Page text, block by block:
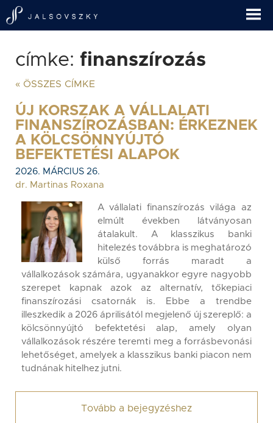
címke: finanszírozás
« ÖSSZES CÍMKE
ÚJ KORSZAK A VÁLLALATI
FINANSZÍROZÁSBAN: ÉRKEZNEK
A KÖLCSÖNNYÚJTÓ
BEFEKTETÉSI ALAPOK
2026. MÁRCIUS 26.
dr. Martinas Roxana
A vállalati finanszírozás világa az
elmúlt években látványosan
átalakult. A klasszikus banki
hitelezés továbbra is meghatározó
külső forrás maradt a
vállalkozások számára, ugyanakkor egyre nagyobb
szerepet kapnak azok az alternatív, tőkepiaci
finanszírozási csatornák is. Ebbe a trendbe
illeszkedik a 2026 áprilisától megjelenő új szereplő: a
kölcsönnyújtó befektetési alap, amely olyan
vállalkozások részére teremti meg a forrásbevonási
lehetőséget, amelyek a klasszikus banki piacon nem
tudnának hitelhez jutni.
Tovább a bejegyzéshez